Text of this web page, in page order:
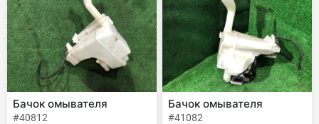
Бачок омывателя
#40812
Бачок омывателя
#41082